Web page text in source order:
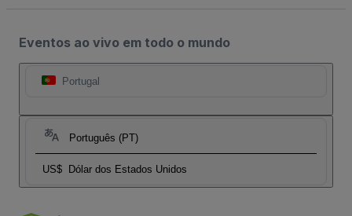
Eventos ao vivo em todo o mundo
Portugal
Português (PT)
US$ Dólar dos Estados Unidos